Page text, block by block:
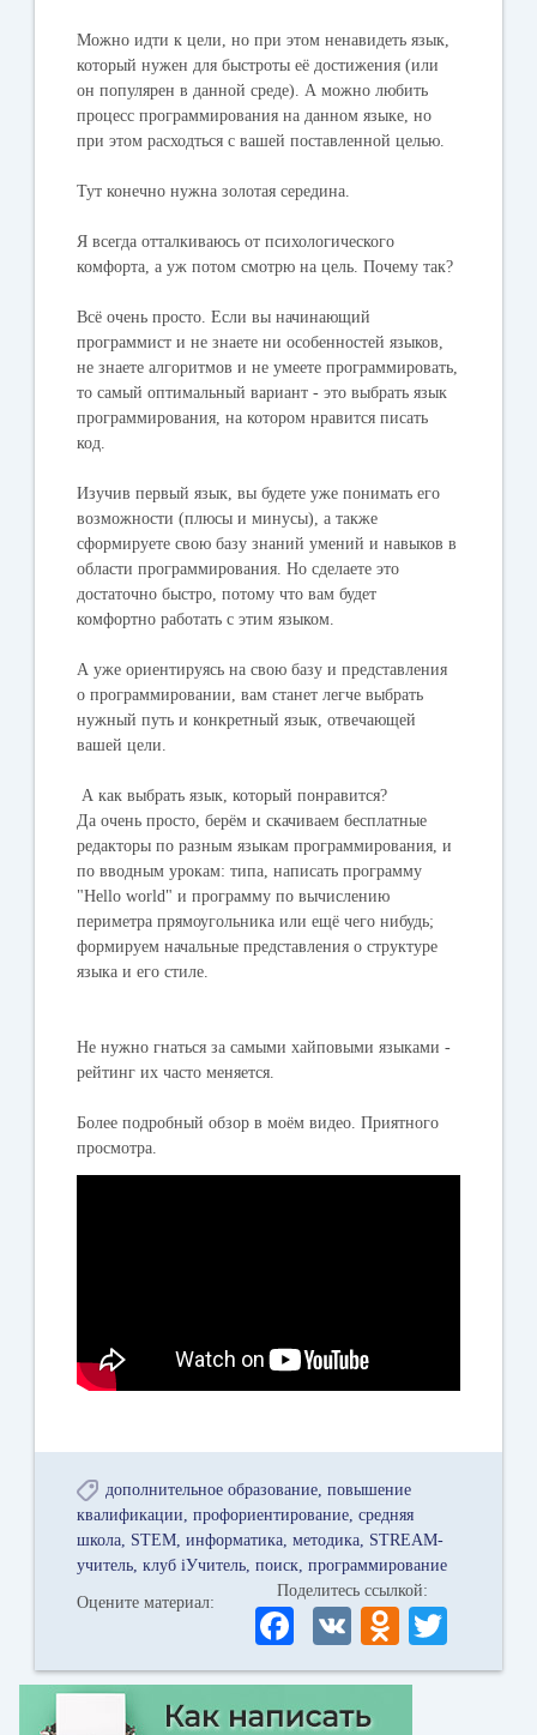
Можно идти к цели, но при этом ненавидеть язык,
который нужен для быстроты её достижения (или
он популярен в данной среде). А можно любить
процесс программирования на данном языке, но
при этом расходться с вашей поставленной целью.
Тут конечно нужна золотая середина.
Я всегда отталкиваюсь от психологического
комфорта, а уж потом смотрю на цель. Почему так?
Всё очень просто. Если вы начинающий
программист и не знаете ни особенностей языков,
не знаете алгоритмов и не умеете программировать,
то самый оптимальный вариант - это выбрать язык
программирования, на котором нравится писать
код.
Изучив первый язык, вы будете уже понимать его
возможности (плюсы и минусы), а также
сформируете свою базу знаний умений и навыков в
области программирования. Но сделаете это
достаточно быстро, потому что вам будет
комфортно работать с этим языком.
А уже ориентируясь на свою базу и представления
о программировании, вам станет легче выбрать
нужный путь и конкретный язык, отвечающей
вашей цели.
А как выбрать язык, который понравится?
Да очень просто, берём и скачиваем бесплатные
редакторы по разным языкам программирования, и
по вводным урокам: типа, написать программу
"Hello world" и программу по вычислению
периметра прямоугольника или ещё чего нибудь;
формируем начальные представления о структуре
языка и его стиле.
Не нужно гнаться за самыми хайповыми языками -
рейтинг их часто меняется.
Более подробный обзор в моём видео. Приятного
просмотра.
дополнительное образование повышение
квалификации
профориентирование средняя
школа STEM информатика методика STREAM-
учитель клуб iУчитель поиск программирование
Оцените материал:
Поделитесь ссылкой:
Fa
ce
bo
V
K
O
dn
ok
wi